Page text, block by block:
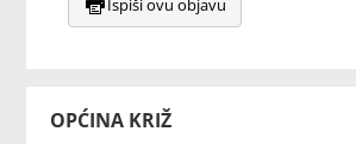
OPĆINA KRIŽ
Ispiši ovu objavu